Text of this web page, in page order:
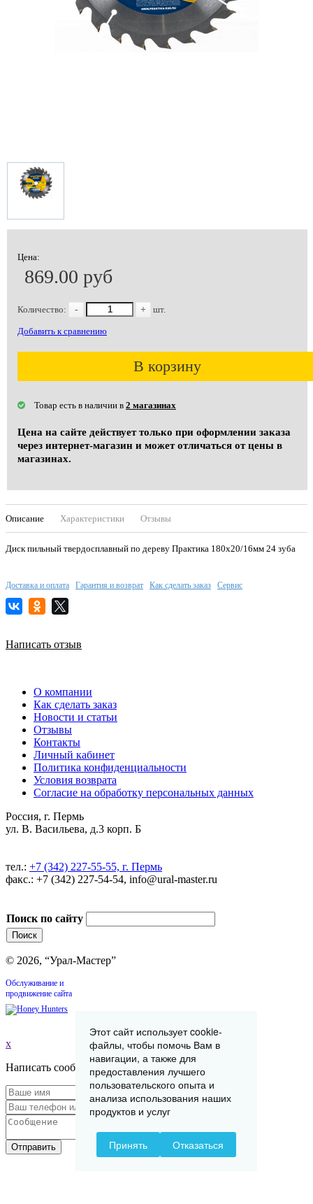
Цена:
869.00 руб
Количество: - + шт.
Добавить к сравнению
В корзину
Товар есть в наличии в 2 магазинах
Цена на сайте действует только при оформлении заказа
через интернет-магазин и может отличаться от цены в
магазинах.
Описание Характеристики Отзывы
Диск пильный твердосплавный по дереву Практика 180х20/16мм 24 зуба
Доставка и оплата Гарантия и возврат Как сделать заказ Сервис
Написать отзыв
О компании
Как сделать заказ
Новости и статьи
Отзывы
Контакты
Личный кабинет
Политика конфиденциальности
Условия возврата
Согласие на обработку персональных данных
Россия, г. Пермь
ул. В. Васильева, д.3 корп. Б
тел.: +7 (342) 227-55-55, г. Пермь
факс.: +7 (342) 227-54-54, info@ural-master.ru
Поиск по сайту
© 2026, “Урал-Мастер”
Обслуживание и
продвижение сайта
x
Написать сообщение
Отправить
Этот сайт использует cookie-
файлы, чтобы помочь Вам в
навигации, а также для
предоставления лучшего
пользовательского опыта и
анализа использования наших
продуктов и услуг
Принять Отказаться